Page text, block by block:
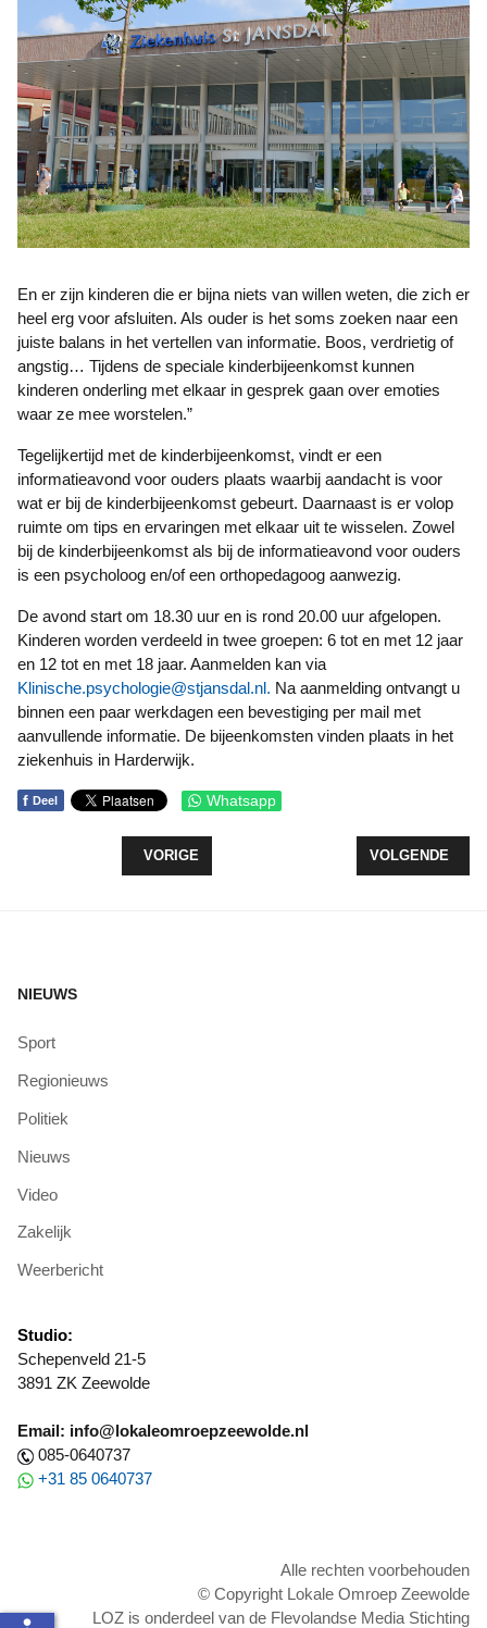
En er zijn kinderen die er bijna niets van willen weten, die zich er
heel erg voor afsluiten. Als ouder is het soms zoeken naar een
juiste balans in het vertellen van informatie. Boos, verdrietig of
angstig… Tijdens de speciale kinderbijeenkomst kunnen
kinderen onderling met elkaar in gesprek gaan over emoties
waar ze mee worstelen.”
Tegelijkertijd met de kinderbijeenkomst, vindt er een
informatieavond voor ouders plaats waarbij aandacht is voor
wat er bij de kinderbijeenkomst gebeurt. Daarnaast is er volop
ruimte om tips en ervaringen met elkaar uit te wisselen. Zowel
bij de kinderbijeenkomst als bij de informatieavond voor ouders
is een psycholoog en/of een orthopedagoog aanwezig.
De avond start om 18.30 uur en is rond 20.00 uur afgelopen.
Kinderen worden verdeeld in twee groepen: 6 tot en met 12 jaar
en 12 tot en met 18 jaar. Aanmelden kan via
Klinische.psychologie@stjansdal.nl. Na aanmelding ontvangt u
binnen een paar werkdagen een bevestiging per mail met
aanvullende informatie. De bijeenkomsten vinden plaats in het
ziekenhuis in Harderwijk.
f Deel Whatsapp
VORIG ARTIKEL: HELP DE BIJ
VORIGE VOLGENDE
VOLGENDE
NIEUWS
Sport
Regionieuws
Politiek
Nieuws
Video
Zakelijk
Weerbericht
Studio:
Schepenveld 21-5
3891 ZK Zeewolde
Email: info@lokaleomroepzeewolde.nl
085-0640737
+31 85 0640737
Alle rechten voorbehouden
© Copyright Lokale Omroep Zeewolde
LOZ is onderdeel van de Flevolandse Media Stichting